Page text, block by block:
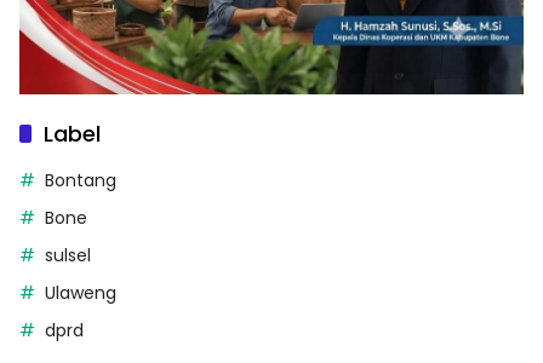
Label
Bontang
Bone
sulsel
Ulaweng
dprd